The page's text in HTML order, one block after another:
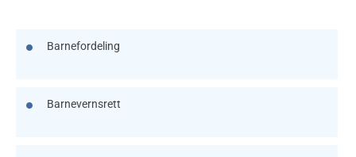
Barnefordeling
Barnevernsrett